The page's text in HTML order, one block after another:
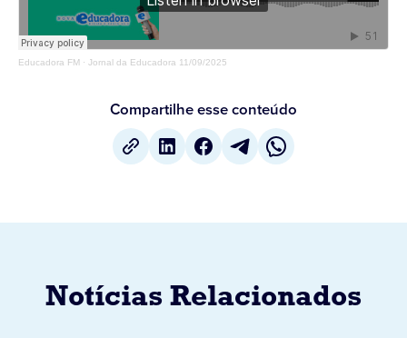
Educadora FM · Jornal da Educadora 11/09/2025
Compartilhe esse conteúdo
Notícias Relacionados